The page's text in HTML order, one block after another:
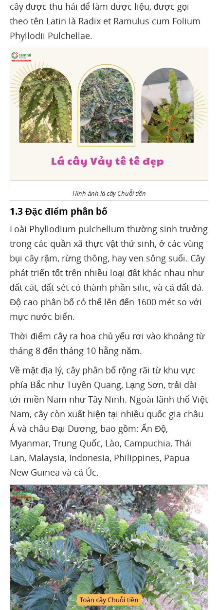
cây được thu hái để làm dược liệu, được gọi
theo tên Latin là Radix et Ramulus cum Folium
Phyllodii Pulchellae.
Hình ảnh lá cây Chuỗi tiền
1.3 Đặc điểm phân bố
Loài Phyllodium pulchellum thường sinh trưởng
trong các quần xã thực vật thứ sinh, ở các vùng
bụi cây rậm, rừng thông, hay ven sông suối. Cây
phát triển tốt trên nhiều loại đất khác nhau như
đất cát, đất sét có thành phần silic, và cả đất đá.
Độ cao phân bố có thể lên đến 1600 mét so với
mực nước biển.
Thời điểm cây ra hoa chủ yếu rơi vào khoảng từ
tháng 8 đến tháng 10 hằng năm.
Về mặt địa lý, cây phân bố rộng rãi từ khu vực
phía Bắc như Tuyên Quang, Lạng Sơn, trải dài
tới miền Nam như Tây Ninh. Ngoài lãnh thổ Việt
Nam, cây còn xuất hiện tại nhiều quốc gia châu
Á và châu Đại Dương, bao gồm: Ấn Độ,
Myanmar, Trung Quốc, Lào, Campuchia, Thái
Lan, Malaysia, Indonesia, Philippines, Papua
New Guinea và cả Úc.